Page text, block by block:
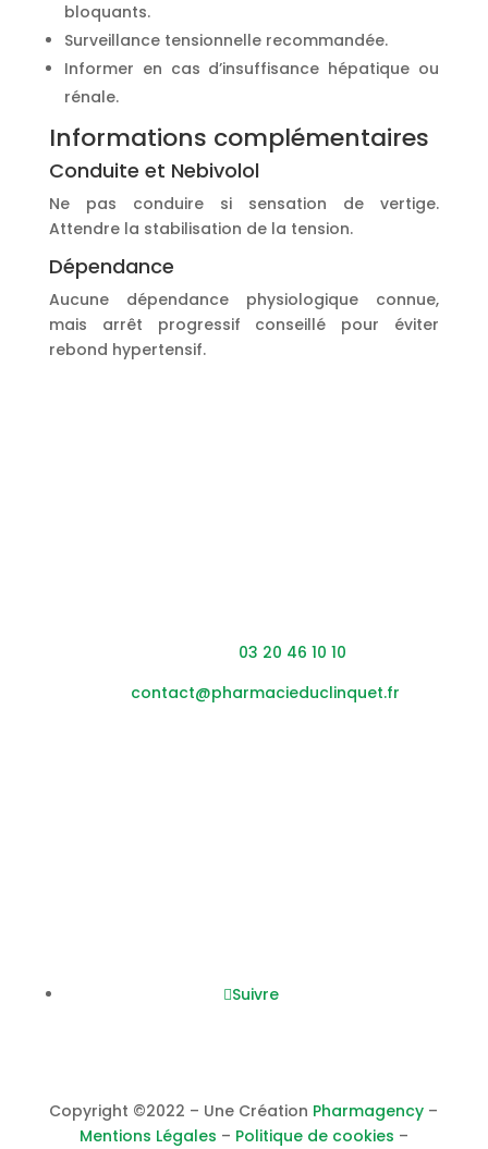
bloquants.
Surveillance tensionnelle recommandée.
Informer en cas d’insuffisance hépatique ou
rénale.
Informations complémentaires
Conduite et Nebivolol
Ne pas conduire si sensation de vertige.
Attendre la stabilisation de la tension.
Dépendance
Aucune dépendance physiologique connue,
mais arrêt progressif conseillé pour éviter
rebond hypertensif.
03 20 46 10 10
contact@pharmacieduclinquet.fr
Suivre
Copyright ©2022 – Une Création Pharmagency –
Mentions Légales – Politique de cookies –